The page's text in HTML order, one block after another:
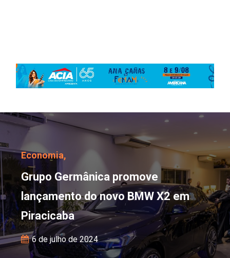
Grupo Germânica
Economia,
Grupo Germânica promove
lançamento do novo BMW X2 em
Piracicaba
6 de julho de 2024